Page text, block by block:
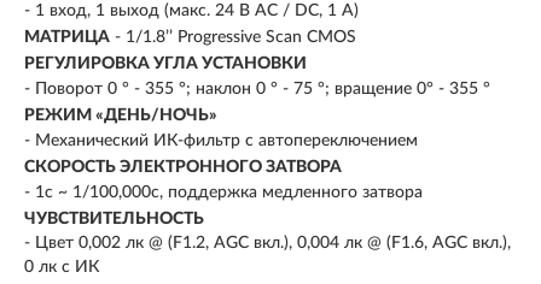
- 1 вход, 1 выход (макс. 24 В АС / DC, 1 A)
МАТРИЦА - 1/1.8’’ Progressive Scan CMOS
РЕГУЛИРОВКА УГЛА УСТАНОВКИ
- Поворот 0 ° - 355 °; наклон 0 ° - 75 °; вращение 0° - 355 °
РЕЖИМ «ДЕНЬ/НОЧЬ»
- Механический ИК-фильтр с автопереключением
СКОРОСТЬ ЭЛЕКТРОННОГО ЗАТВОРА
- 1с ~ 1/100,000с, поддержка медленного затвора
ЧУВСТВИТЕЛЬНОСТЬ
- Цвет 0,002 лк @ (F1.2, AGC вкл.), 0,004 лк @ (F1.6, AGC вкл.),
0 лк с ИК